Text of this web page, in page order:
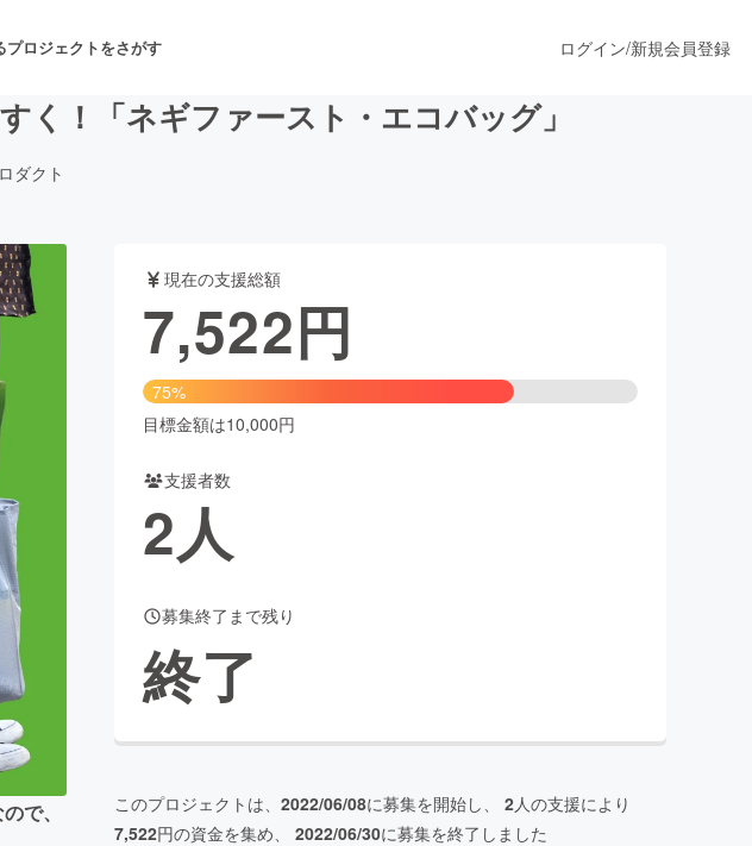
プロジェクトをさがす
舞台・パフォーマンス
ビューティー・ヘルスケア
Creation
ya
ログイン/新規会員登録
く！「ネギファースト・エコバッグ」
ダクト
で、
現在の支援総額
7,522円
75%
目標金額は10,000円
支援者数
2人
募集終了まで残り
終了
このプロジェクトは、 2022/06/08に募集を開始し、 2人の支援により
7,522円の資金を集め、 2022/06/30に募集を終了しました